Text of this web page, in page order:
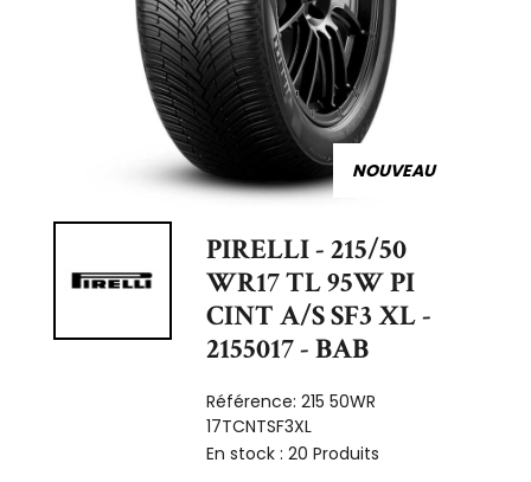
NOUVEAU
PIRELLI - 215/50
WR17 TL 95W PI
CINT A/S SF3 XL -
2155017 - BAB
Référence:215 50WR
17TCNTSF3XL
En stock :20 Produits